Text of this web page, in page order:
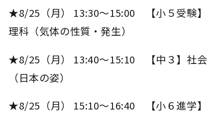
★8/25（月） 13:30～15:00 【小５受験】
理科（気体の性質・発生）
★8/25（月） 13:40～15:10 【中３】社会
（日本の姿）
★8/25（月） 15:10～16:40 【小６進学】